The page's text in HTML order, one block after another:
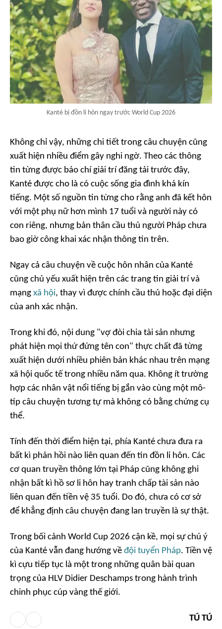
Kanté bị đồn li hôn ngay trước World Cup 2026
Không chỉ vậy, những chi tiết trong câu chuyện cũng
xuất hiện nhiều điểm gây nghi ngờ. Theo các thông
tin từng được báo chí giải trí đăng tải trước đây,
Kanté được cho là có cuộc sống gia đình khá kín
tiếng. Một số nguồn tin từng cho rằng anh đã kết hôn
với một phụ nữ hơn mình 17 tuổi và người này có
con riêng, nhưng bản thân cầu thủ người Pháp chưa
bao giờ công khai xác nhận thông tin trên.
Ngay cả câu chuyện về cuộc hôn nhân của Kanté
cũng chủ yếu xuất hiện trên các trang tin giải trí và
mạng xã hội, thay vì được chính cầu thủ hoặc đại diện
của anh xác nhận.
Trong khi đó, nội dung "vợ đòi chia tài sản nhưng
phát hiện mọi thứ đứng tên con" thực chất đã từng
xuất hiện dưới nhiều phiên bản khác nhau trên mạng
xã hội quốc tế trong nhiều năm qua. Không ít trường
hợp các nhân vật nổi tiếng bị gắn vào cùng một mô-
típ câu chuyện tương tự mà không có bằng chứng cụ
thể.
Tính đến thời điểm hiện tại, phía Kanté chưa đưa ra
bất kì phản hồi nào liên quan đến tin đồn li hôn. Các
cơ quan truyền thông lớn tại Pháp cũng không ghi
nhận bất kì hồ sơ li hôn hay tranh chấp tài sản nào
liên quan đến tiền vệ 35 tuổi. Do đó, chưa có cơ sở
để khẳng định câu chuyện đang lan truyền là sự thật.
Trong bối cảnh World Cup 2026 cận kề, mọi sự chú ý
của Kanté vẫn đang hướng về đội tuyển Pháp. Tiền vệ
kì cựu tiếp tục là một trong những quân bài quan
trọng của HLV Didier Deschamps trong hành trình
chinh phục cúp vàng thế giới.
TÚ TÚ